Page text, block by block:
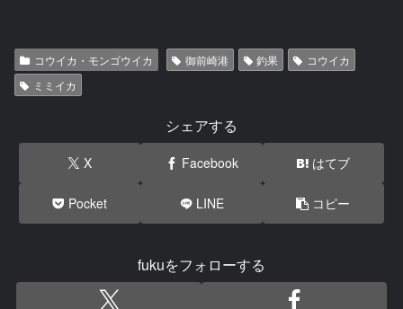
コウイカ・モンゴウイカ 御前崎港 釣果
コウイカ
ミミイカ
シェアする
X Facebook はてブ
Pocket LINE コピー
fukuをフォローする